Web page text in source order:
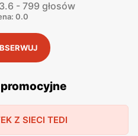
regularnie publikuje
źródłem informacji o
cenowych.
umożliwiając klientom
i korzystanie z
Dzięki regularnym
sieci TEDi. Jednym z
- 799 głosów
0.0
Z SIECI TEDI